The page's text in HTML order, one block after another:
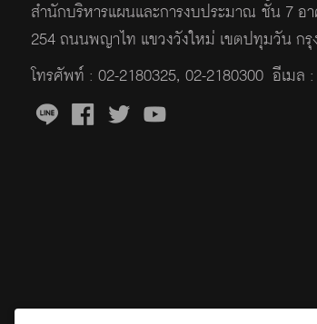
สำนักบริหารแผนและการงบประมาณ ชั้น 7 อ
254 ถนนพญาไท แขวงวังใหม่ เขตปทุมวัน ก
โทรศัพท์ : 02-2180325, 02-2180300 อีเมล